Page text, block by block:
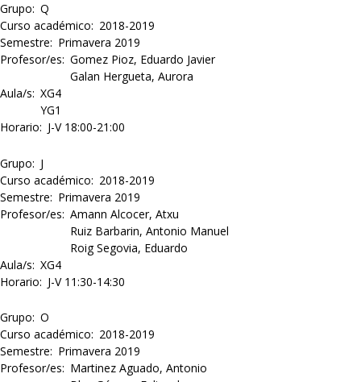
Grupo Q
Curso académico
2018-2019
Semestre
Primavera 2019
Profesor/es Gomez Pioz, Eduardo Javier
Galan Hergueta, Aurora
Aula/s XG4
YG1
Horario
J-V 18:00-21:00
Grupo
J
Curso académico
2018-2019
Semestre
Primavera 2019
Profesor/es Amann Alcocer, Atxu
Ruiz Barbarin, Antonio Manuel
Roig Segovia, Eduardo
Aula/s XG4
Horario
J-V 11:30-14:30
Grupo O
Curso académico
2018-2019
Semestre
Primavera 2019
Profesor/es
Martinez Aguado, Antonio